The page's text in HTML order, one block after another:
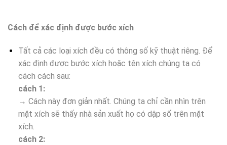
Cách để xác định được bước xích
Tất cả các loại xích đều có thông số kỹ thuật riêng. Để
xác định được bước xích hoặc tên xích chúng ta có
cách cách sau:
cách 1:
→ Cách này đơn giản nhất. Chúng ta chỉ cần nhìn trên
mặt xích sẽ thấy nhà sản xuất họ có dập số trên mặt
xích.
cách 2: